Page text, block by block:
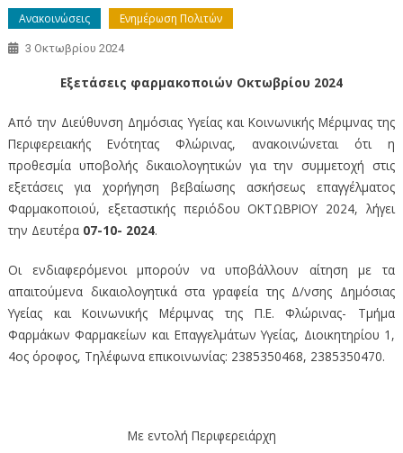
Ανακοινώσεις Ενημέρωση Πολιτών
3 Οκτωβρίου 2024
Εξετάσεις φαρμακοποιών Οκτωβρίου 2024
Από την Διεύθυνση Δημόσιας Υγείας και Κοινωνικής Μέριμνας της
Περιφερειακής Ενότητας Φλώρινας, ανακοινώνεται ότι η
προθεσμία υποβολής δικαιολογητικών για την συμμετοχή στις
εξετάσεις για χορήγηση βεβαίωσης ασκήσεως επαγγέλματος
Φαρμακοποιού, εξεταστικής περιόδου ΟΚΤΩΒΡΙΟΥ 2024, λήγει
την Δευτέρα 07-10- 2024.
Οι ενδιαφερόμενοι μπορούν να υποβάλλουν αίτηση με τα
απαιτούμενα δικαιολογητικά στα γραφεία της Δ/νσης Δημόσιας
Υγείας και Κοινωνικής Μέριμνας της Π.Ε. Φλώρινας- Τμήμα
Φαρμάκων Φαρμακείων και Επαγγελμάτων Υγείας, Διοικητηρίου 1,
4ος όροφος, Τηλέφωνα επικοινωνίας: 2385350468, 2385350470.
Με εντολή Περιφερειάρχη